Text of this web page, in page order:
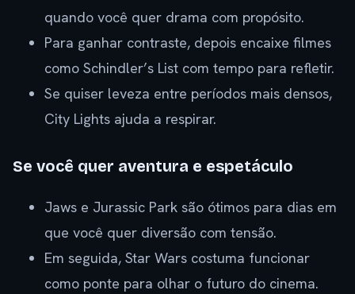
quando você quer drama com propósito.
Para ganhar contraste, depois encaixe filmes
como Schindler’s List com tempo para refletir.
Se quiser leveza entre períodos mais densos,
City Lights ajuda a respirar.
Se você quer aventura e espetáculo
Jaws e Jurassic Park são ótimos para dias em
que você quer diversão com tensão.
Em seguida, Star Wars costuma funcionar
como ponte para olhar o futuro do cinema.